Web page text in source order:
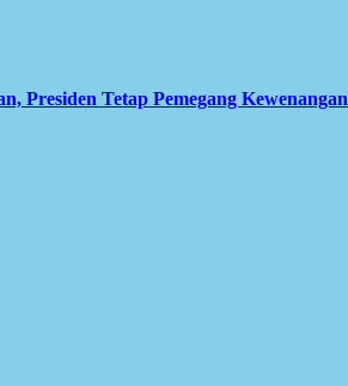
Presiden Tetap Pemegang Kewenangan